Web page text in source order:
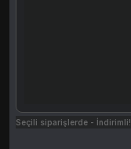
Seçili siparişlerde - İndirimli!